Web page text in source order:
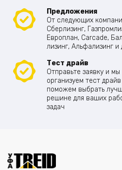
Предложения
От следующих
Сберлизинг,
Европлан, Carcade,
лизинг, Альфализинг и
Тест драйв
Отправьте заявку и мы
организуем тест
поможем выбрать
решине для ваших
задач